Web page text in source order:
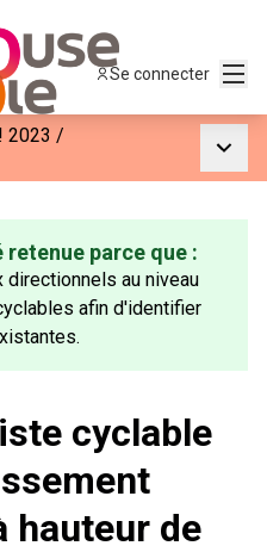
Se connecter
2023 /
parce que :
directionnels au niveau
afin d'identifier
cyclable
hauteur de